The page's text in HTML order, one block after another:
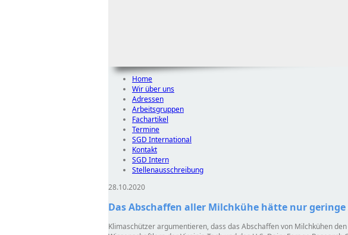
Home
Wir über uns
Adressen
Arbeitsgruppen
Fachartikel
Termine
SGD International
Kontakt
SGD Intern
Stellenausschreibung
28.10.2020
Das Abschaffen aller Milchkühe hätte nur
Klimaschützer argumentieren, dass das Abschaffen von Milchkühen